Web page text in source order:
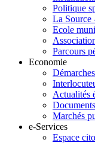
Politique
La Source
Ecole
Parcours
Economie
Actualités
Marchés
e-Services
Espace